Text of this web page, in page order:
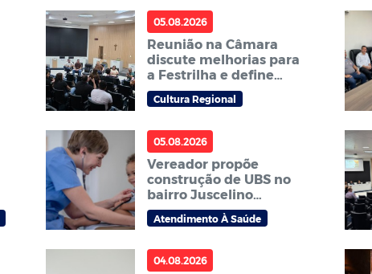
05.08.2026
Reunião na Câmara
discute melhorias para
a Festrilha e define
comissão para o
próximo ano
Cultura Regional
05.08.2026
Vereador propõe
construção de UBS no
bairro Juscelino
Kubitschek
Atendimento À Saúde
04.08.2026